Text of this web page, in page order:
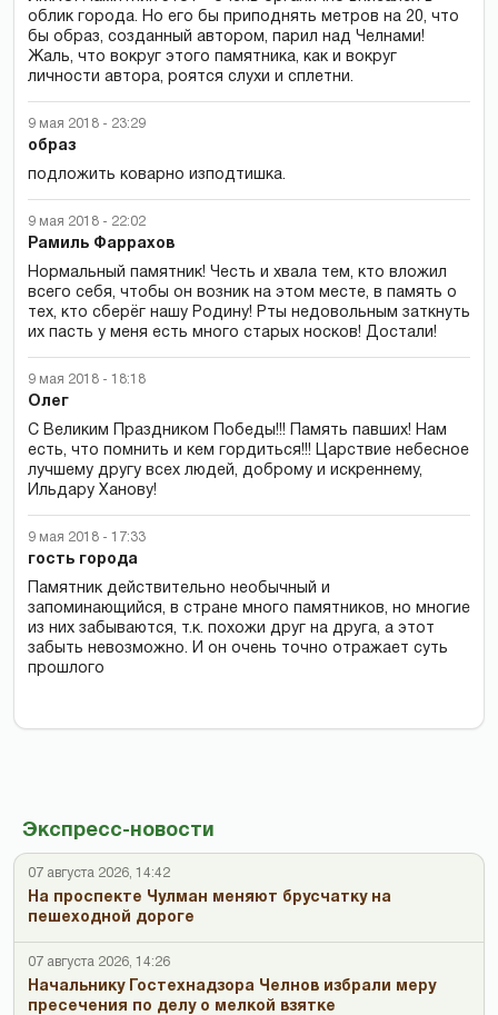
Экспресс-новости
07 августа 2026, 14:42
На проспекте Чулман меняют брусчатку на
пешеходной дороге
07 августа 2026, 14:26
Начальнику Гостехнадзора Челнов избрали меру
пресечения по делу о мелкой взятке
облик города. Но его бы приподнять метров на 20, что
бы образ, созданный автором, парил над Челнами!
Жаль, что вокруг этого памятника, как и вокруг
личности автора, роятся слухи и сплетни.
9 мая 2018 - 23:29
образ
подложить коварно изподтишка.
9 мая 2018 - 22:02
Рамиль Фаррахов
Нормальный памятник! Честь и хвала тем, кто вложил
всего себя, чтобы он возник на этом месте, в память о
тех, кто сберёг нашу Родину! Рты недовольным заткнуть
их пасть у меня есть много старых носков! Достали!
9 мая 2018 - 18:18
Олег
С Великим Праздником Победы!!! Память павших! Нам
есть, что помнить и кем гордиться!!! Царствие небесное
лучшему другу всех людей, доброму и искреннему,
Ильдару Ханову!
9 мая 2018 - 17:33
гость города
Памятник действительно необычный и
запоминающийся, в стране много памятников, но многие
из них забываются, т.к. похожи друг на друга, а этот
забыть невозможно. И он очень точно отражает суть
прошлого